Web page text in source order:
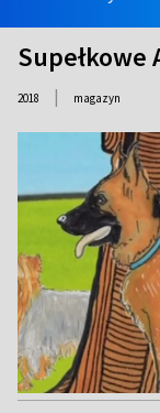
Supełkowe
2018 | magazyn